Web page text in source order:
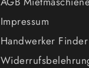
Impressum
Handwerker Finder